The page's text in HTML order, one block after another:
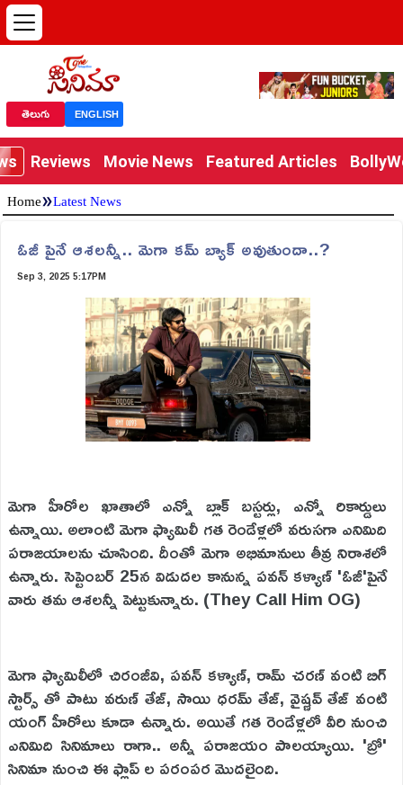
తెలుగు ENGLISH
Reviews Movie News Featured Articles
Home»Latest News
ఓజీ పైనే ఆశలన్నీ.. మెగా కమ్ బ్యాక్ అవుతుందా..?
Sep 3, 2025 5:17PM
మెగా హీరోల ఖాతాలో ఎన్నో బ్లాక్ బస్టర్లు, ఎన్నో రికార్డులు
ఉన్నాయి. అలాంటి మెగా ఫ్యామిలీ గత రెండేళ్లలో వరుసగా ఎనిమిది
పరాజయాలను చూసింది. దీంతో మెగా అభిమానులు తీవ్ర నిరాశలో
ఉన్నారు. సెప్టెంబర్ 25న విడుదల కానున్న పవన్ కళ్యాణ్ 'ఓజీ'పైనే
వారు తమ ఆశలన్నీ పెట్టుకున్నారు. (They Call Him OG)
మెగా ఫ్యామిలీలో చిరంజీవి, పవన్ కళ్యాణ్, రామ్ చరణ్ వంటి బిగ్
స్టార్స్ తో పాటు వరుణ్ తేజ్, సాయి ధరమ్ తేజ్, వైష్ణవ్ తేజ్ వంటి
యంగ్ హీరోలు కూడా ఉన్నారు. అయితే గత రెండేళ్లలో వీరి నుంచి
ఎనిమిది సినిమాలు రాగా.. అన్నీ పరాజయం పాలయ్యాయి. 'బ్రో'
సినిమా నుంచి ఈ ఫ్లాప్ ల పరంపర మొదలైంది.